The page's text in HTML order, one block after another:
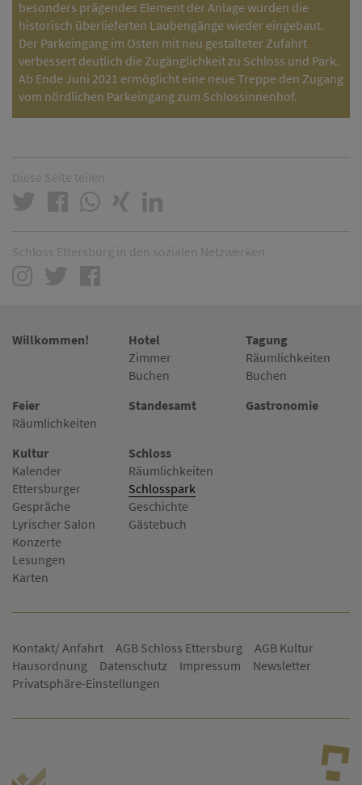
besonders prägendes Element der Anlage wurden die
historisch überlieferten Laubengänge wieder eingebaut.
Der Parkeingang im Osten mit neu gestalteter Zufahrt
verbessert deutlich die Zugänglichkeit zu Schloss und Park.
Ab Ende Juni 2021 ermöglicht eine neue Treppe den Zugang
vom nördlichen Parkeingang zum Schlossinnenhof.
Diese Seite teilen
Schloss Ettersburg in den sozialen Netzwerken
Willkommen!
Hotel
Zimmer
Buchen
Tagung
Räumlichkeiten
Buchen
Feier
Räumlichkeiten
Standesamt Gastronomie
Kultur
Kalender
Ettersburger
Gespräche
Lyrischer Salon
Konzerte
Lesungen
Karten
Schloss
Räumlichkeiten
Schlosspark
Geschichte
Gästebuch
Kontakt/ Anfahrt AGB Schloss Ettersburg
AGB Kultur
Hausordnung
Datenschutz Impressum
Newsletter
Privatsphäre-Einstellungen